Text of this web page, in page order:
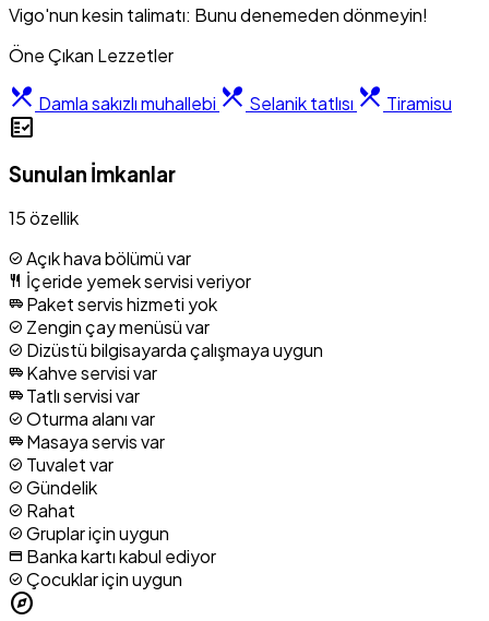
Vigo'nun kesin talimatı: Bunu denemeden dönmeyin!
Öne Çıkan Lezzetler
restaurant_menu Damla sakızlı muhallebi restaurant_menu Selanik tatlısı restaurant_menu Tiramisu
fact_check
Sunulan İmkanlar
15 özellik
check_circle Açık hava bölümü var
restaurant İçeride yemek servisi veriyor
airport_shuttle Paket servis hizmeti yok
check_circle Zengin çay menüsü var
check_circle Dizüstü bilgisayarda çalışmaya uygun
airport_shuttle Kahve servisi var
airport_shuttle Tatlı servisi var
check_circle Oturma alanı var
airport_shuttle Masaya servis var
check_circle Tuvalet var
check_circle Gündelik
check_circle Rahat
check_circle Gruplar için uygun
credit_card Banka kartı kabul ediyor
check_circle Çocuklar için uygun
explore